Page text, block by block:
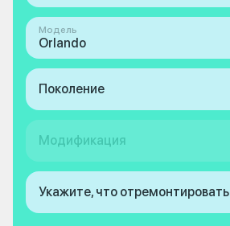
Модель
Orlando
Поколение
Модификация
Укажите, что отремонтировать